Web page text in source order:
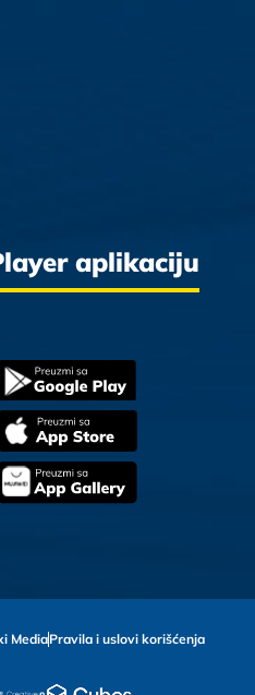
aplikaciju
MediaPravila i uslovi korišćenja